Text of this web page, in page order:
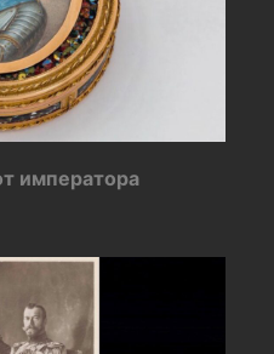
императора